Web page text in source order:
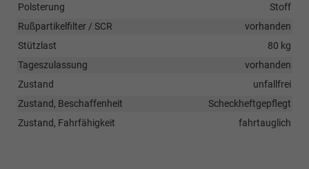
Polsterung
Stoff
Rußpartikelfilter / SCR
vorhanden
Stützlast
80 kg
Tageszulassung
vorhanden
Zustand
unfallfrei
Zustand, Beschaffenheit
Scheckheftgepflegt
Zustand, Fahrfähigkeit
fahrtauglich